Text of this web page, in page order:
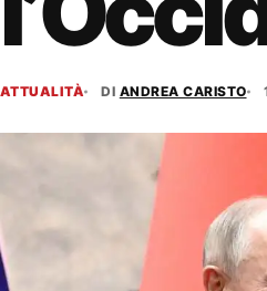
ATTUALITÀ DI ANDREA CARISTO